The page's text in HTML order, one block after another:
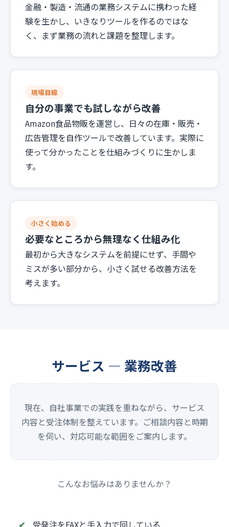
金融・製造・流通の業務システムに携わった経
験を生かし、いきなりツールを作るのではな
く、まず業務の流れと課題を整理します。
現場目線
自分の事業でも試しながら改善
Amazon食品物販を運営し、日々の在庫・販売・
広告管理を自作ツールで改善しています。実際に
使って分かったことを仕組みづくりに生かしま
す。
小さく始める
必要なところから無理なく仕組み化
最初から大きなシステムを前提にせず、手間や
ミスが多い部分から、小さく試せる改善方法を
考えます。
サービス — 業務改善
現在、自社事業での実践を重ねながら、サービス
内容と受注体制を整えています。ご相談内容と時期
を伺い、対応可能な範囲をご案内します。
こんなお悩みはありませんか？
受発注をFAXと手入力で回している